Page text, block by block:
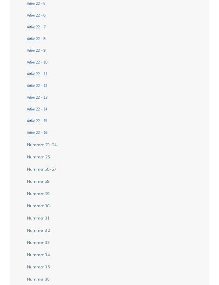
Artikel 22 - 5
Artikel 22 - 6
Artikel 22 - 7
Artikel 22 - 8
Artikel 22 - 9
Artikel 22 - 10
Artikel 22 - 11
Artikel 22 - 12
Artikel 22 - 13
Artikel 22 - 14
Artikel 22 - 15
Artikel 22 - 16
Nummer 23-24
Nummer 25
Nummer 26-27
Nummer 28
Nummer 29
Nummer 30
Nummer 31
Nummer 32
Nummer 33
Nummer 34
Nummer 35
Nummer 36